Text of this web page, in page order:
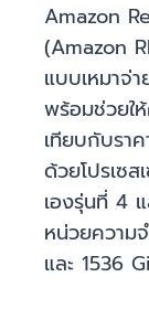
Amazon
(Amazon
แบบเหมาจ่
พร้อมช่วยใ
เทียบกับรา
ด้วยโปรเซ
เองรุ่นที่ 4
หน่วยความ
และ 1536